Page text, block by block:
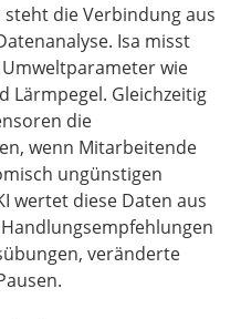
die Verbindung aus
Isa misst
wie
Lärmpegel. Gleichzeitig
die
wenn Mitarbeitende
ungünstigen
wertet diese Daten aus
veränderte